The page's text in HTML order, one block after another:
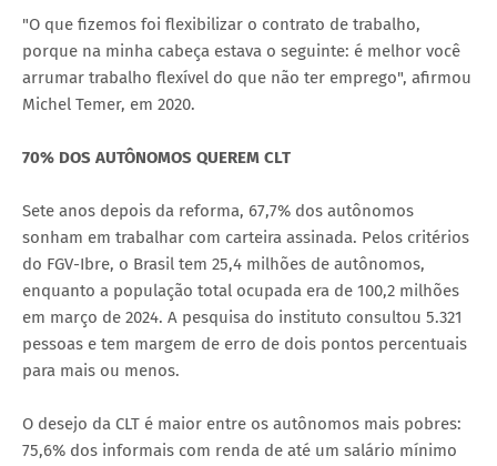
"O que fizemos foi flexibilizar o contrato de trabalho,
porque na minha cabeça estava o seguinte: é melhor você
arrumar trabalho flexível do que não ter emprego", afirmou
Michel Temer, em 2020.
70% DOS AUTÔNOMOS QUEREM CLT
Sete anos depois da reforma, 67,7% dos autônomos
sonham em trabalhar com carteira assinada. Pelos critérios
do FGV-Ibre, o Brasil tem 25,4 milhões de autônomos,
enquanto a população total ocupada era de 100,2 milhões
em março de 2024. A pesquisa do instituto consultou 5.321
pessoas e tem margem de erro de dois pontos percentuais
para mais ou menos.
O desejo da CLT é maior entre os autônomos mais pobres:
75,6% dos informais com renda de até um salário mínimo